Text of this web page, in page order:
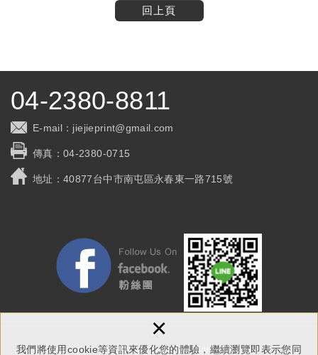
我們將使用cookie等資訊來優化您的體驗，繼續瀏覽即表示您同
×
回上頁
04-2380-8811
E-mail： jiejieprint@gmail.com
傳真：04-2380-0715
地址：40877台中市南屯區永春東一路715號
Copyright © 捷捷印刷有限公司 All Rights Reserved.